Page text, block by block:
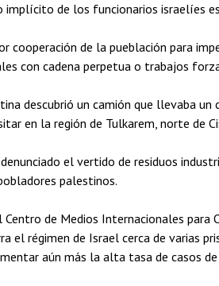
implícito de los funcionarios israelíes
cooperación de la pueblación para
con cadena perpetua o trabajos
descubrió un camión que llevaba
en la región de Tulkarem, norte de
el vertido de residuos
palestinos.
de Medios Internacionales
el régimen de Israel cerca de varias
aún más la alta tasa de casos